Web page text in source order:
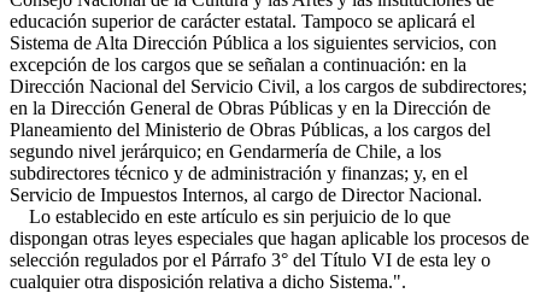
educación superior de carácter estatal. Tampoco se aplicará el
Sistema de Alta Dirección Pública a los siguientes servicios, con
excepción de los cargos que se señalan a continuación: en la
Dirección Nacional del Servicio Civil, a los cargos de subdirectores;
en la Dirección General de Obras Públicas y en la Dirección de
Planeamiento del Ministerio de Obras Públicas, a los cargos del
segundo nivel jerárquico; en Gendarmería de Chile, a los
subdirectores técnico y de administración y finanzas; y, en el
Servicio de Impuestos Internos, al cargo de Director Nacional.
Lo establecido en este artículo es sin perjuicio de lo que
dispongan otras leyes especiales que hagan aplicable los procesos de
selección regulados por el Párrafo 3° del Título VI de esta ley o
cualquier otra disposición relativa a dicho Sistema.".